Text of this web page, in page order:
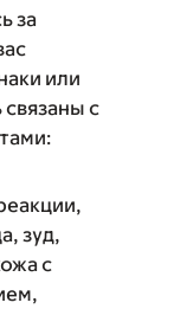
за
или
с
зуд,
с